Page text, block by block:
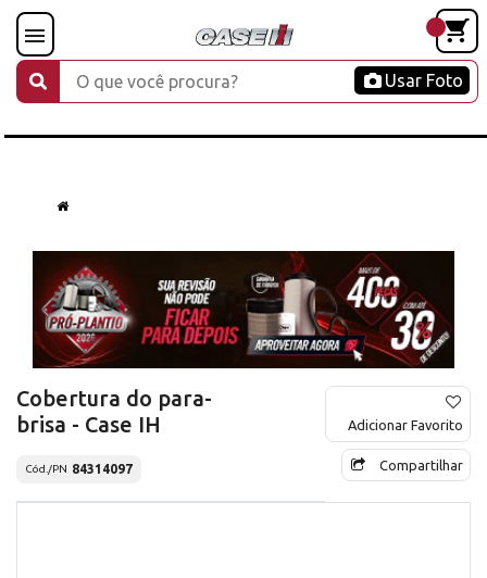
Usar Foto
Cobertura do para-
brisa - Case IH
Cód./PN 84314097
Adicionar Favorito
Compartilhar